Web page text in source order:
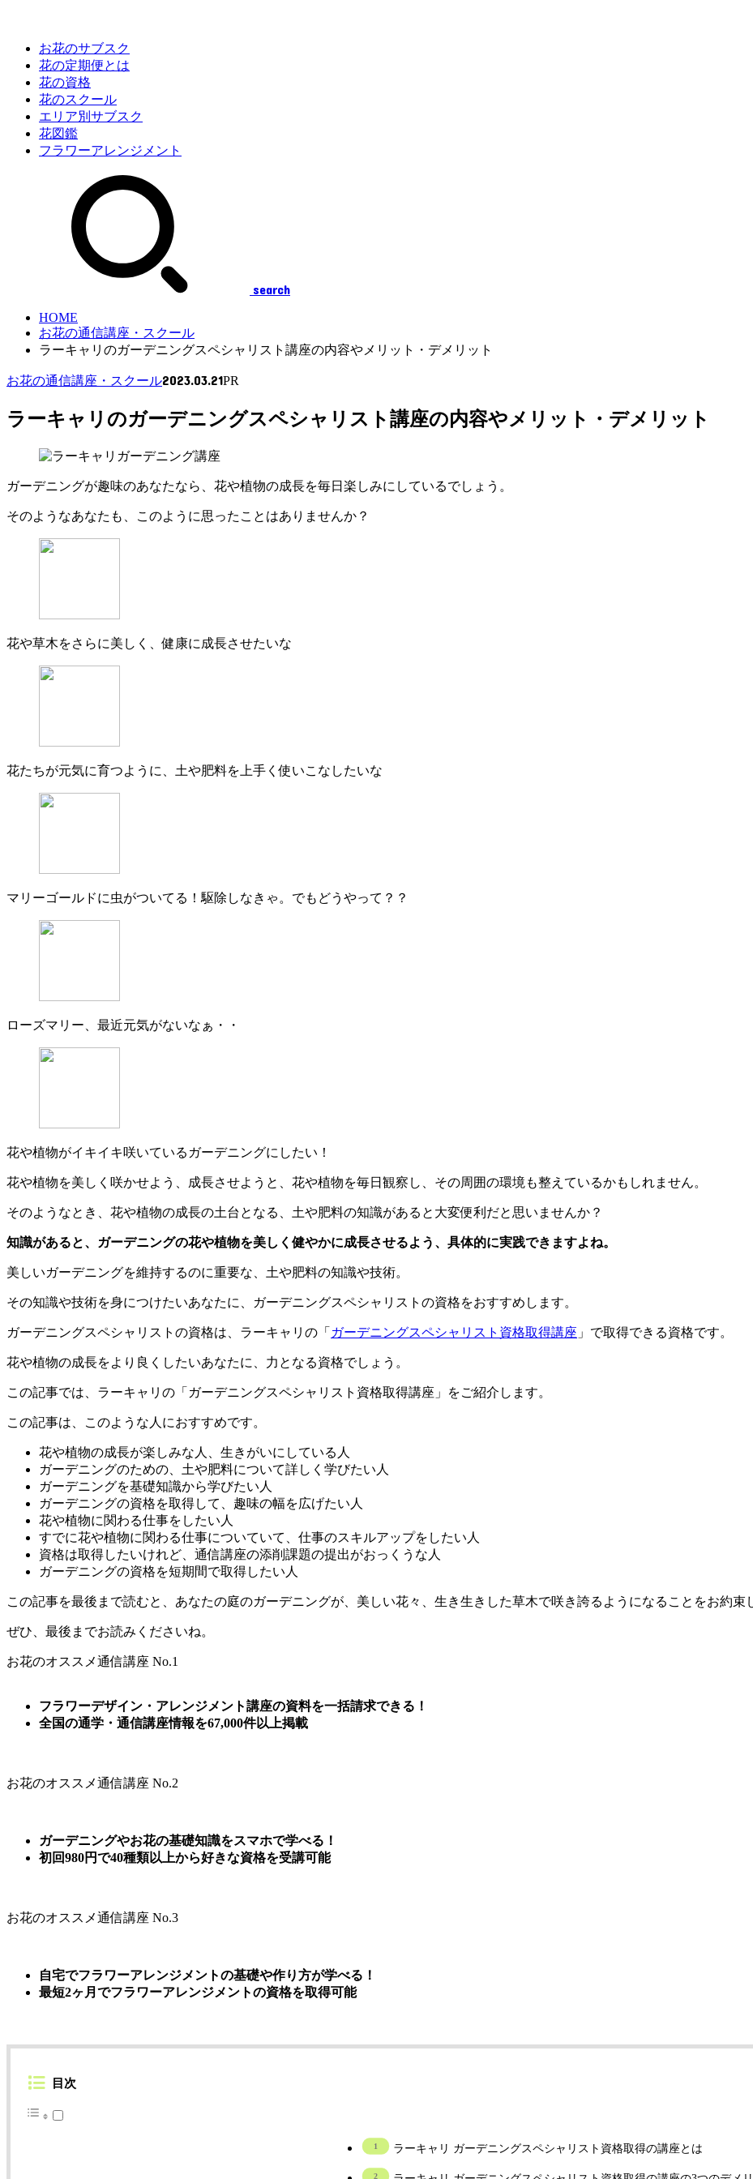
お花のサブスク
花の定期便とは
花の資格
花のスクール
エリア別サブスク
花図鑑
フラワーアレンジメント
search
HOME
お花の通信講座・スクール
ラーキャリのガーデニングスペシャリスト講座の内容やメリット・デメリット
お花の通信講座・スクール2023.03.21PR
ラーキャリのガーデニングスペシャリスト講座の内容やメリット・デメリット
ガーデニングが趣味のあなたなら、花や植物の成長を毎日楽しみにしているでしょう。
そのようなあなたも、このように思ったことはありませんか？
花や草木をさらに美しく、健康に成長させたいな
花たちが元気に育つように、土や肥料を上手く使いこなしたいな
マリーゴールドに虫がついてる！駆除しなきゃ。でもどうやって？？
ローズマリー、最近元気がないなぁ・・
花や植物がイキイキ咲いているガーデニングにしたい！
花や植物を美しく咲かせよう、成長させようと、花や植物を毎日観察し、その周囲の環境も整えているかもしれません。
そのようなとき、花や植物の成長の土台となる、土や肥料の知識があると大変便利だと思いませんか？
知識があると、ガーデニングの花や植物を美しく健やかに成長させるよう、具体的に実践できますよね。
美しいガーデニングを維持するのに重要な、土や肥料の知識や技術。
その知識や技術を身につけたいあなたに、ガーデニングスペシャリストの資格をおすすめします。
ガーデニングスペシャリストの資格は、ラーキャリの「 ガーデニングスペシャリスト資格取得講座 」で取得できる資格です。
花や植物の成長をより良くしたいあなたに、力となる資格でしょう。
この記事では、ラーキャリの「ガーデニングスペシャリスト資格取得講座」をご紹介します。
この記事は、このような人におすすめです。
花や植物の成長が楽しみな人、生きがいにしている人
ガーデニングのための、土や肥料について詳しく学びたい人
ガーデニングを基礎知識から学びたい人
ガーデニングの資格を取得して、趣味の幅を広げたい人
花や植物に関わる仕事をしたい人
すでに花や植物に関わる仕事についていて、仕事のスキルアップをしたい人
資格は取得したいけれど、通信講座の添削課題の提出がおっくうな人
ガーデニングの資格を短期間で取得したい人
この記事を最後まで読むと、あなたの庭のガーデニングが、美しい花々、生き生きした草木で咲き誇るようになることをお約束
ぜひ、最後までお読みくださいね。
お花のオススメ通信講座 No.1
フラワーデザイン・アレンジメント講座の資料を一括請求できる！
全国の通学・通信講座情報を67,000件以上掲載
お花のオススメ通信講座 No.2
ガーデニングやお花の基礎知識をスマホで学べる！
初回980円で40種類以上から好きな資格を受講可能
お花のオススメ通信講座 No.3
自宅でフラワーアレンジメントの基礎や作り方が学べる！
最短2ヶ月でフラワーアレンジメントの資格を取得可能
目次
ラーキャリ ガーデニングスペシャリスト資格取得の講座とは